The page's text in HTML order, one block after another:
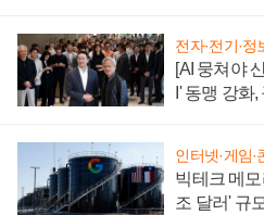
전자·전기·정
[AI 뭉쳐야
I' 동맹 강화
인터넷·게임·
빅테크 메
조 달러' 규